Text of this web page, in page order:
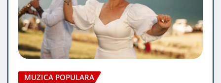
MUZICA POPULARA